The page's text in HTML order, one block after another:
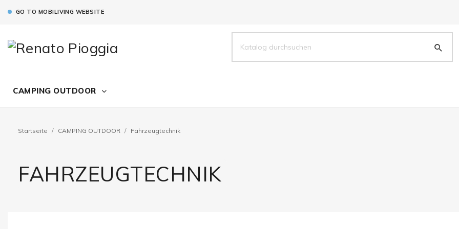
GO TO MOBILIVING WEBSITE
CAMPING OUTDOOR
Startseite CAMPING OUTDOOR Fahrzeugtechnik
FAHRZEUGTECHNIK